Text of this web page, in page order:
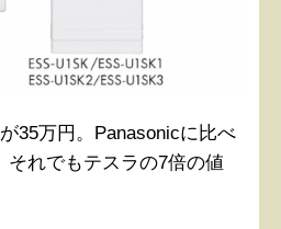
35万円。Panasonicに比べ
それでもテスラの7倍の値